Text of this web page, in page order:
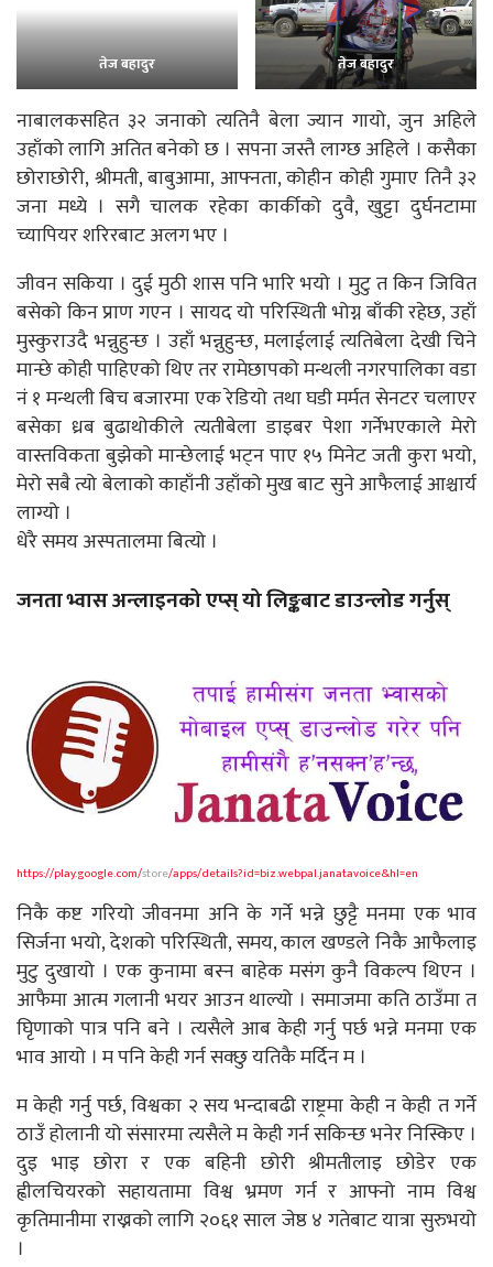
तेज बहादुर तेज बहादुर
नाबालकसहित ३२ जनाको त्यतिनै बेला ज्यान गायो, जुन अहिले
उहाँको लागि अतित बनेको छ । सपना जस्तै लाग्छ अहिले । कसैका
छोराछोरी, श्रीमती, बाबुआमा, आफ्नता, कोहीन कोही गुमाए तिनै ३२
जना मध्ये । सगै चालक रहेका कार्कीको दुवै, खुट्टा दुर्घनटामा
च्यापियर शरिरबाट अलग भए ।
जीवन सकिया । दुई मुठी शास पनि भारि भयो । मुटु त किन जिवित
बसेको किन प्राण गएन । सायद यो परिस्थिती भोग्न बाँकी रहेछ, उहाँ
मुस्कुराउदै भन्नुहुन्छ । उहाँ भन्नुहुन्छ, मलाईलाई त्यतिबेला देखी चिने
मान्छे कोही पाहिएको थिए तर रामेछापको मन्थली नगरपालिका वडा
नं १ मन्थली बिच बजारमा एक रेडियो तथा घडी मर्मत सेनटर चलाएर
बसेका ध्रब बुढाथोकीले त्यतीबेला डाइबर पेशा गर्नेभएकाले मेरो
वास्तविकता बुझेको मान्छेलाई भट्न पाए १५ मिनेट जती कुरा भयो,
मेरो सबै त्यो बेलाको काहाँनी उहाँको मुख बाट सुने आफैलाई आश्चार्य
लाग्यो ।
धेरै समय अस्पतालमा बित्यो ।
जनता भ्वास अन्लाइनको एप्स् यो लिङ्कबाट डाउन्लोड गर्नुस्
https://play.google.com/store/apps/details?id=biz.webpal.janatavoice&hl=en
निकै कष्ट गरियो जीवनमा अनि के गर्ने भन्ने छुट्टै मनमा एक भाव
सिर्जना भयो, देशको परिस्थिती, समय, काल खण्डले निकै आफैलाइ
मुटु दुखायो । एक कुनामा बस्न बाहेक मसंग कुनै विकल्प थिएन ।
आफैमा आत्म गलानी भयर आउन थाल्यो । समाजमा कति ठाउँमा त
घिृणाको पात्र पनि बने । त्यसैले आब केही गर्नु पर्छ भन्ने मनमा एक
भाव आयो । म पनि केही गर्न सक्छु यतिकै मर्दिन म ।
म केही गर्नु पर्छ, विश्वका २ सय भन्दाबढी राष्ट्रमा केही न केही त गर्ने
ठाउँ होलानी यो संसारमा त्यसैले म केही गर्न सकिन्छ भनेर निस्किए ।
दुइ भाइ छोरा र एक बहिनी छोरी श्रीमतीलाइ छोडेर एक
ह्वीलचियरको सहायतामा विश्व भ्रमण गर्न र आफ्नो नाम विश्व
कृतिमानीमा राख्नको लागि २०६१ साल जेष्ठ ४ गतेबाट यात्रा सुरुभयो
।